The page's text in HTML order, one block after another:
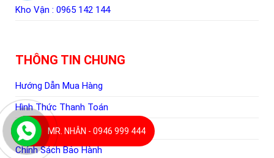
Kho Vận : 0965 142 144
THÔNG TIN CHUNG
Hướng Dẫn Mua Hàng
Hình Thức Thanh Toán
Quy Định Giao Nhận Hàng
Chính Sách Bảo Hành
MR. NHÂN - 0946 999 444